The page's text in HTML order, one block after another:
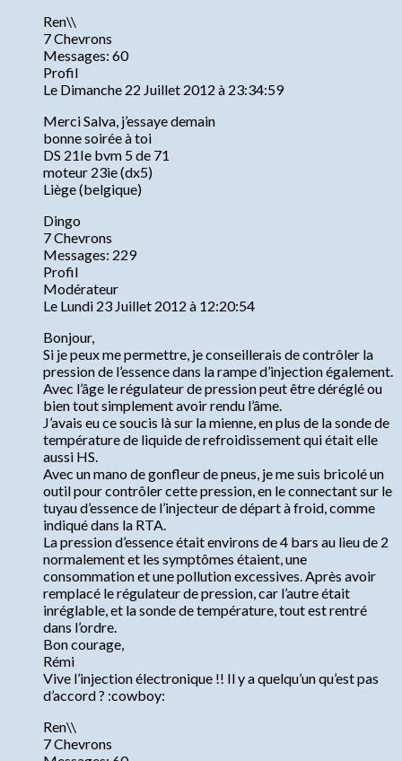
Ren\\
7 Chevrons
Messages: 60
Profil
Le Dimanche 22 Juillet 2012 à 23:34:59
Merci Salva, j’essaye demain
bonne soirée à toi
DS 21Ie bvm 5 de 71
moteur 23ie (dx5)
Liège (belgique)
Dingo
7 Chevrons
Messages: 229
Profil
Modérateur
Le Lundi 23 Juillet 2012 à 12:20:54
Bonjour,
Si je peux me permettre, je conseillerais de contrôler la
pression de l’essence dans la rampe d’injection également.
Avec l’âge le régulateur de pression peut être déréglé ou
bien tout simplement avoir rendu l’âme.
J’avais eu ce soucis là sur la mienne, en plus de la sonde de
température de liquide de refroidissement qui était elle
aussi HS.
Avec un mano de gonfleur de pneus, je me suis bricolé un
outil pour contrôler cette pression, en le connectant sur le
tuyau d’essence de l’injecteur de départ à froid, comme
indiqué dans la RTA.
La pression d’essence était environs de 4 bars au lieu de 2
normalement et les symptômes étaient, une
consommation et une pollution excessives. Après avoir
remplacé le régulateur de pression, car l’autre était
inréglable, et la sonde de température, tout est rentré
dans l’ordre.
Bon courage,
Rémi
Vive l’injection électronique !! Il y a quelqu’un qu’est pas
d’accord ? :cowboy:
Ren\\
7 Chevrons